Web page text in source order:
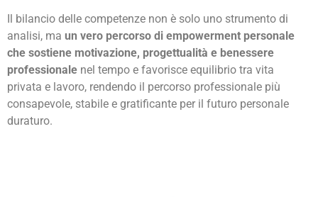
Il bilancio delle competenze non è solo uno strumento di
analisi, ma un vero percorso di empowerment personale
che sostiene motivazione, progettualità e benessere
professionale nel tempo e favorisce equilibrio tra vita
privata e lavoro, rendendo il percorso professionale più
consapevole, stabile e gratificante per il futuro personale
duraturo.